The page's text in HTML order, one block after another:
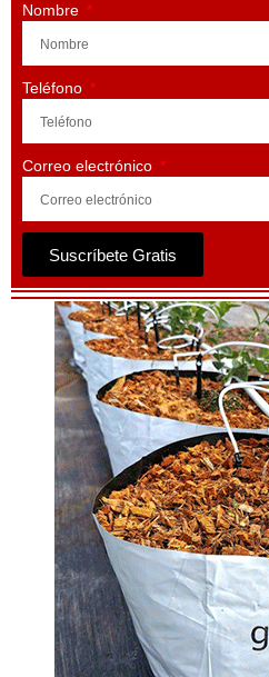
Nombre
Teléfono
Correo electrónico
Suscríbete Gratis